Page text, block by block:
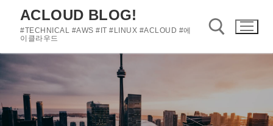
로
로
기
ACLOUD BLOG!
#TECHNICAL #AWS #IT #LINUX #ACLOUD #에
이클라우드